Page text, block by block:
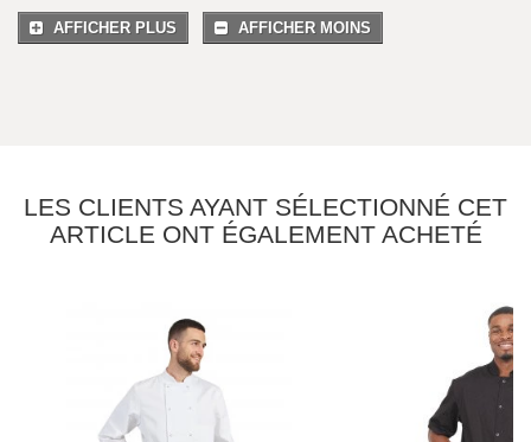
AFFICHER PLUS AFFICHER MOINS
LES CLIENTS AYANT SÉLECTIONNÉ CET
ARTICLE ONT ÉGALEMENT ACHETÉ